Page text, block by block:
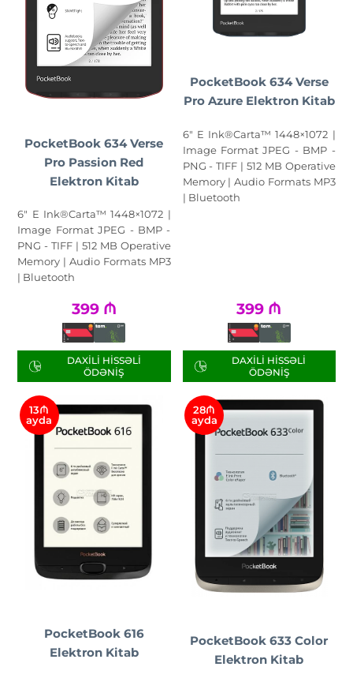
PocketBook 634 Verse
Pro Passion Red
Elektron Kitab
6" E Ink®Carta™ 1448×1072 |
Image Format JPEG - BMP -
PNG - TIFF | 512 MB Operative
Memory | Audio Formats MP3
| Bluetooth
399 ₼
DAXILI HISSƏLI
ÖDƏNIŞ
PocketBook 634 Verse
Pro Azure Elektron Kitab
6" E Ink®Carta™ 1448×1072 |
Image Format JPEG - BMP -
PNG - TIFF | 512 MB Operative
Memory | Audio Formats MP3
| Bluetooth
399 ₼
DAXILI HISSƏLI
ÖDƏNIŞ
13₼
ayda
PocketBook 616
Elektron Kitab
28₼
ayda
PocketBook 633 Color
Elektron Kitab